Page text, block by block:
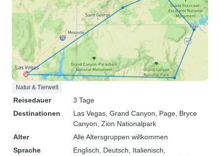
Natur & Tierwelt
Reisedauer
3 Tage
Destinationen
Las Vegas , Grand Canyon , Page , Bryce
Canyon , Zion Nationalpark
Alter
Alle Altersgruppen willkommen
Sprache
Englisch, Deutsch, Italienisch,